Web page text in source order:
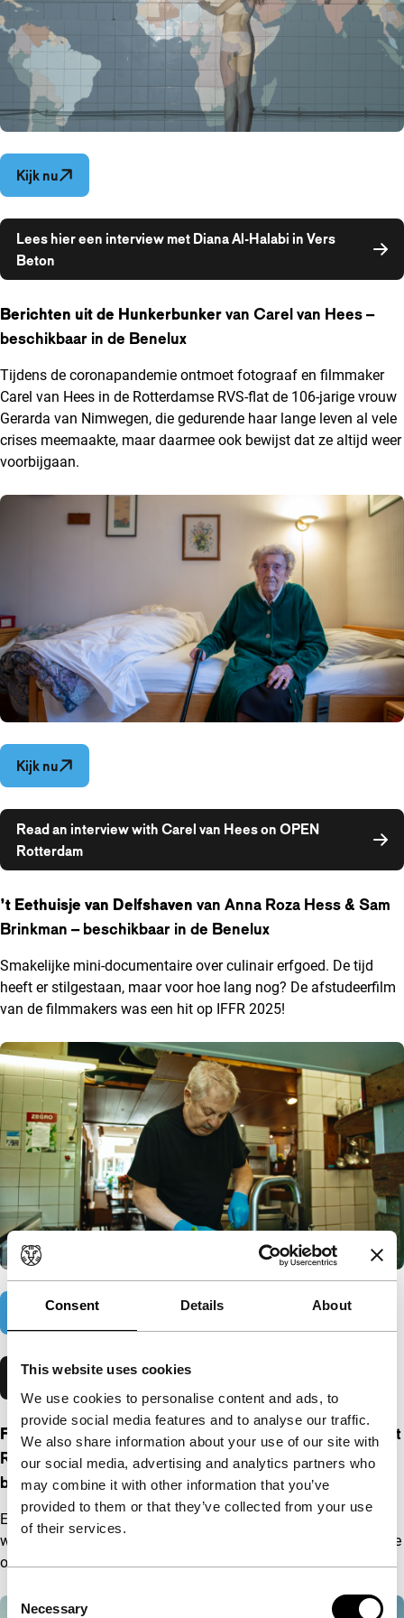
Consent Details About
This website uses cookies
We use cookies to personalise content and ads, to
provide social media features and to analyse our traffic.
We also share information about your use of our site with
our social media, advertising and analytics partners who
may combine it with other information that you’ve
provided to them or that they’ve collected from your use
of their services.
Selection
Necessary
Kijk nu Opent in een nieuw venster
Lees hier een interview met Diana Al-Halabi in Vers
Beton
Berichten uit de Hunkerbunkervan Carel van Hees –
beschikbaar in de Benelux
Tijdens de coronapandemie ontmoet fotograaf en filmmaker
Carel van Hees in de Rotterdamse RVS-flat de 106-jarige vrouw
Gerarda van Nimwegen, die gedurende haar lange leven al vele
crises meemaakte, maar daarmee ook bewijst dat ze altijd weer
voorbijgaan.
Kijk nu Opent in een nieuw venster
Read an interview with Carel van Hees on OPEN
RotterdamOpent in een nieuw venster
’t Eethuisje van Delfshaven van Anna Roza Hess & Sam
Brinkman – beschikbaar in de Benelux
Smakelijke mini-documentaire over culinair erfgoed. De tijd
heeft er stilgestaan, maar voor hoe lang nog? De afstudeerfilm
van de filmmakers was een hit op IFFR 2025!
Kijk nuOpent in een nieuw venster
Lees hier een artikel in de Volkskrant over de film
Fantoomwijk
van Ravi Sandberg, geproduceerd door het
Rotterdamse productiehuis mint film (IFFR 2023) –
beschikbaar wereldwijd
Een levendige arbeiderswijk moet plaats maken voor luxe
woningen.
toont de destructieve gevolgen voor de
oud-bewoners. Winnaar van de derde RTM Pitch editie.